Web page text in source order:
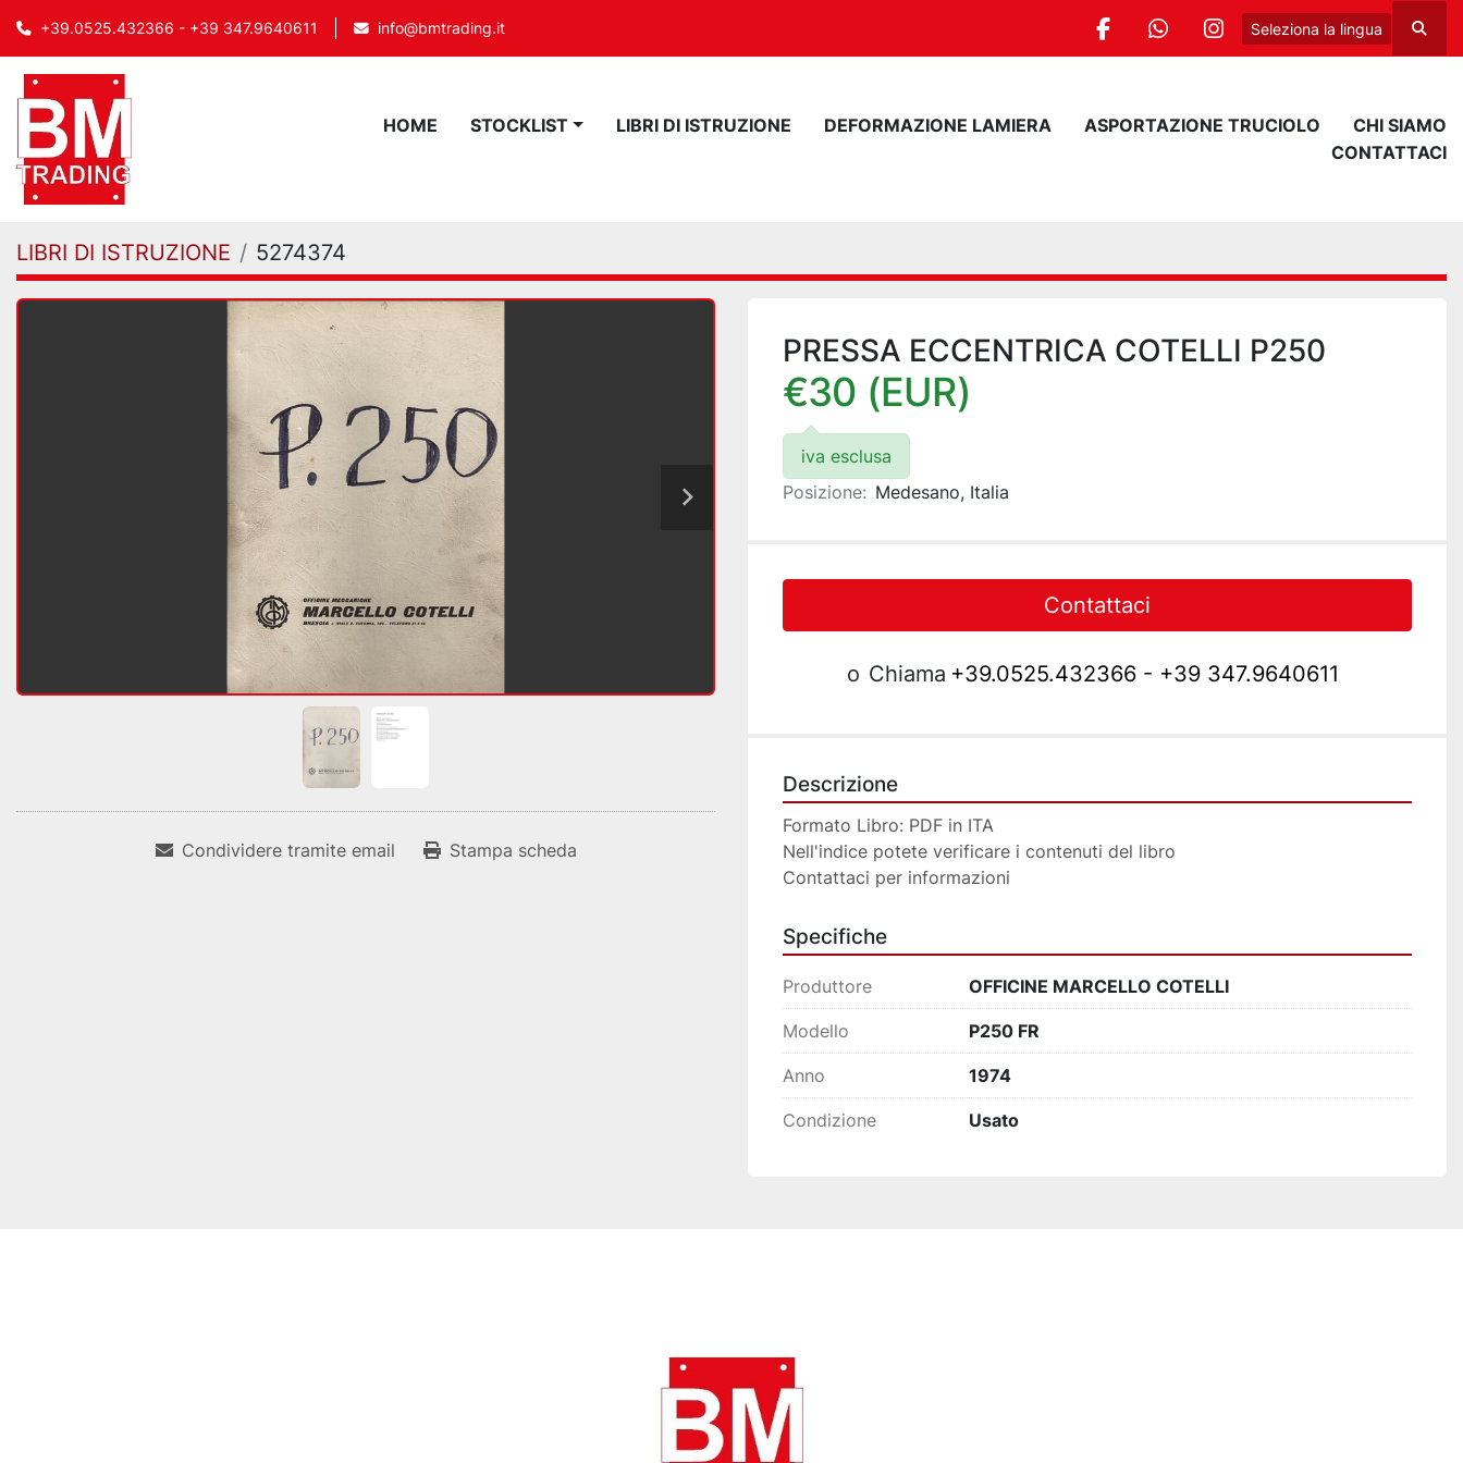
+39.0525.432366 - +39 347.9640611 info@bmtrading.it
facebookwhatsappinstagram
Seleziona la lingua Cerca
HOME STOCKLIST LIBRI DI ISTRUZIONE DEFORMAZIONE LAMIERA ASPORTAZIONE TRUCIOLO
CHI SIAMO
CONTATTACI
LIBRI DI ISTRUZIONE 5274374
Condividere tramite email Stampa scheda
PRESSA ECCENTRICA COTELLI P250
€30 (EUR)
iva esclusa
Posizione: Medesano, Italia
Contattaci
o Chiama +39.0525.432366 - +39 347.9640611
Descrizione
Formato Libro: PDF in ITA
Nell'indice potete verificare i contenuti del libro
Contattaci per informazioni
Specifiche
Produttore OFFICINE MARCELLO COTELLI
Modello P250 FR
Anno 1974
Condizione Usato